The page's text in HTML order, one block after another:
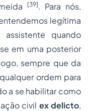
[39]. Para nós,
legítima
quando
em uma posterior
sempre que da
ordem para
a se habilitar como
civil ex delicto,